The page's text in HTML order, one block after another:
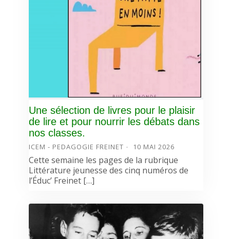
Une sélection de livres pour le plaisir
de lire et pour nourrir les débats dans
nos classes.
ICEM - PEDAGOGIE FREINET 10 MAI 2026
Cette semaine les pages de la rubrique
Littérature jeunesse des cinq numéros de
l’Éduc’ Freinet […]